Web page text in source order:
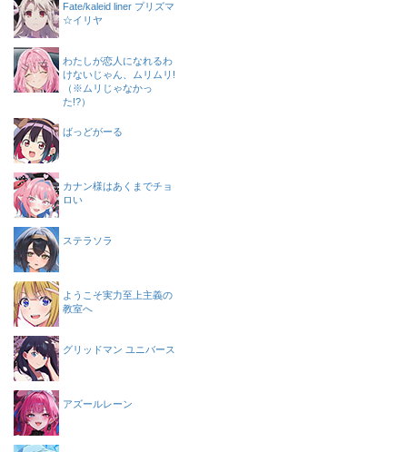
Fate/kaleid liner プリズマ
☆イリヤ
わたしが恋人になれるわ
けないじゃん、ムリムリ!
（※ムリじゃなかっ
た!?）
ばっどがーる
カナン様はあくまでチョ
ロい
ステラソラ
ようこそ実力至上主義の
教室へ
グリッドマン ユニバース
アズールレーン